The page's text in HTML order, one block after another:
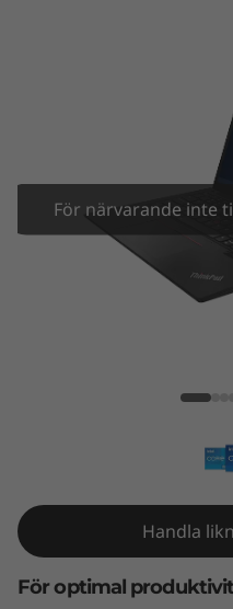
n
För närvarande inte
Handla
För optimal